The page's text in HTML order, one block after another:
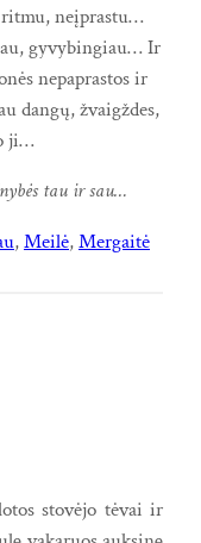
neįprastu…
gyvybingiau… Ir
nepaprastos ir
dangų, žvaigždes,
ji…
tau ir sau…
, Meilė, Mergaitė
stovėjo tėvai ir